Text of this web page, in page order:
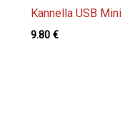
Kannella USB Mini
9.80 €